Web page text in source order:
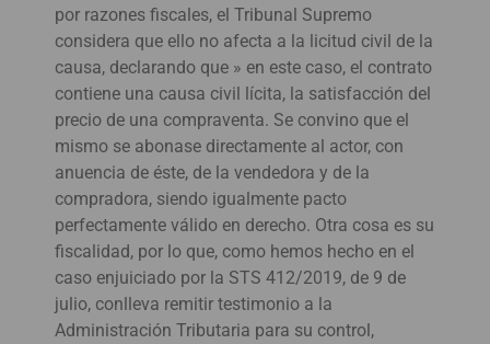
por razones fiscales, el Tribunal Supremo
considera que ello no afecta a la licitud civil de la
causa, declarando que » en este caso, el contrato
contiene una causa civil lícita, la satisfacción del
precio de una compraventa. Se convino que el
mismo se abonase directamente al actor, con
anuencia de éste, de la vendedora y de la
compradora, siendo igualmente pacto
perfectamente válido en derecho. Otra cosa es su
fiscalidad, por lo que, como hemos hecho en el
caso enjuiciado por la STS 412/2019, de 9 de
julio, conlleva remitir testimonio a la
Administración Tributaria para su control,